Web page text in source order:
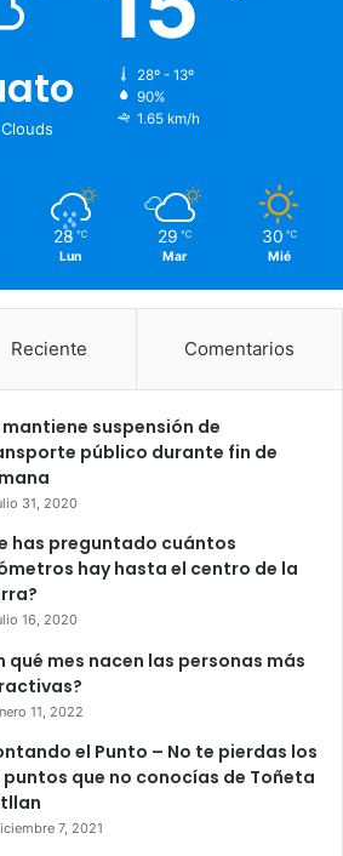
28º - 13º
90%
1.65 km/h
28 ℃
Lun
29 ℃
Mar
30 ℃
Mié
Reciente Comentarios
mantiene suspensión de
público durante fin de
31, 2020
has preguntado cuántos
hay hasta el centro de la
16, 2020
qué mes nacen las personas más
11, 2022
el Punto – No te pierdas los
puntos que no conocías de Toñeta
7, 2021